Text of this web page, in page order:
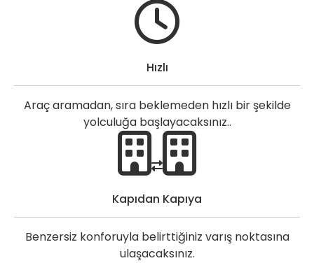
Hızlı
Araç aramadan, sıra beklemeden hızlı bir şekilde
yolculuğa başlayacaksınız..
Kapıdan Kapıya
Benzersiz konforuyla belirttiğiniz varış noktasına
ulaşacaksınız.